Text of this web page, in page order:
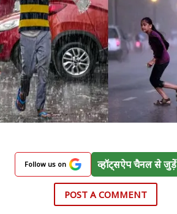
Follow us on व्हॉट्सऐप चैनल से जुड़ें
POST A COMMENT